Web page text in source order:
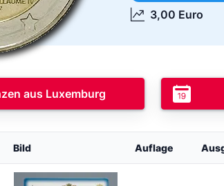
3,00 Euro
aus Luxemburg
Bild Auflage